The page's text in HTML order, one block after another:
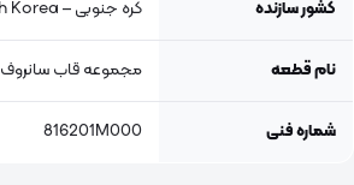
کشور سازنده کره جنوبی – South Korea
نام قطعه مجموعه قاب سانروف
شماره فنی 816201M000